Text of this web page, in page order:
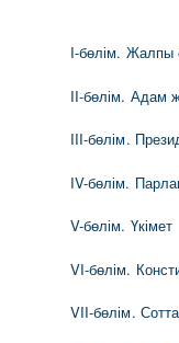
I-бөлім. Жалпы
II-бөлім. Адам
III-бөлім.
IV-бөлім.
V-бөлім. Үкімет
VI-бөлім.
VII-бөлім.